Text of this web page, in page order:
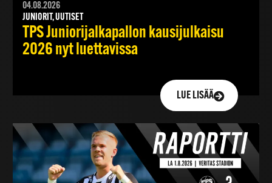
04.08.2026
JUNIORIT, UUTISET
TPS Juniorijalkapallon kausijulkaisu
2026 nyt luettavissa
LUE LISÄÄ